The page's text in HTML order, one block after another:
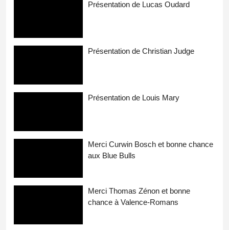
Présentation de Lucas Oudard
Présentation de Christian Judge
Présentation de Louis Mary
Merci Curwin Bosch et bonne chance
aux Blue Bulls
Merci Thomas Zénon et bonne
chance à Valence-Romans